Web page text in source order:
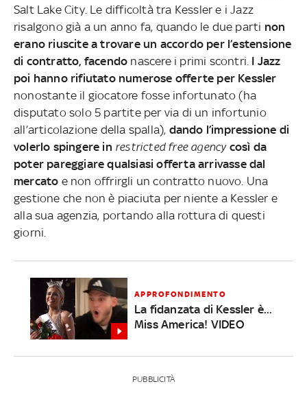
Salt Lake City. Le difficoltà tra Kessler e i Jazz
risalgono già a un anno fa, quando le due parti non
erano riuscite a trovare un accordo per l’estensione
di contratto, facendo nascere i primi scontri. I Jazz
poi hanno rifiutato numerose offerte per Kessler
nonostante il giocatore fosse infortunato (ha
disputato solo 5 partite per via di un infortunio
all’articolazione della spalla), dando l’impressione di
volerlo spingere in restricted free agencycosì da
poter pareggiare qualsiasi offerta arrivasse dal
mercato e non offrirgli un contratto nuovo. Una
gestione che non è piaciuta per niente a Kessler e
alla sua agenzia, portando alla rottura di questi
giorni.
APPROFONDIMENTO
La fidanzata di Kessler è...
Miss America! VIDEO
PUBBLICITÀ